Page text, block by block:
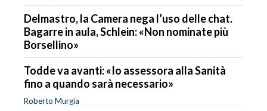
Delmastro, la Camera nega l’uso delle chat.
Bagarre in aula, Schlein: «Non nominate più
Borsellino»
Todde va avanti: «Io assessora alla Sanità
fino a quando sarà necessario»
Roberto Murgia